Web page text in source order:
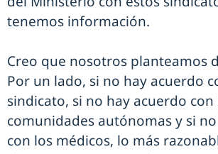
tenemos información.
Creo que nosotros planteamos
Por un lado, si no hay acuerdo
sindicato, si no hay acuerdo con
comunidades autónomas y si
con los médicos, lo más